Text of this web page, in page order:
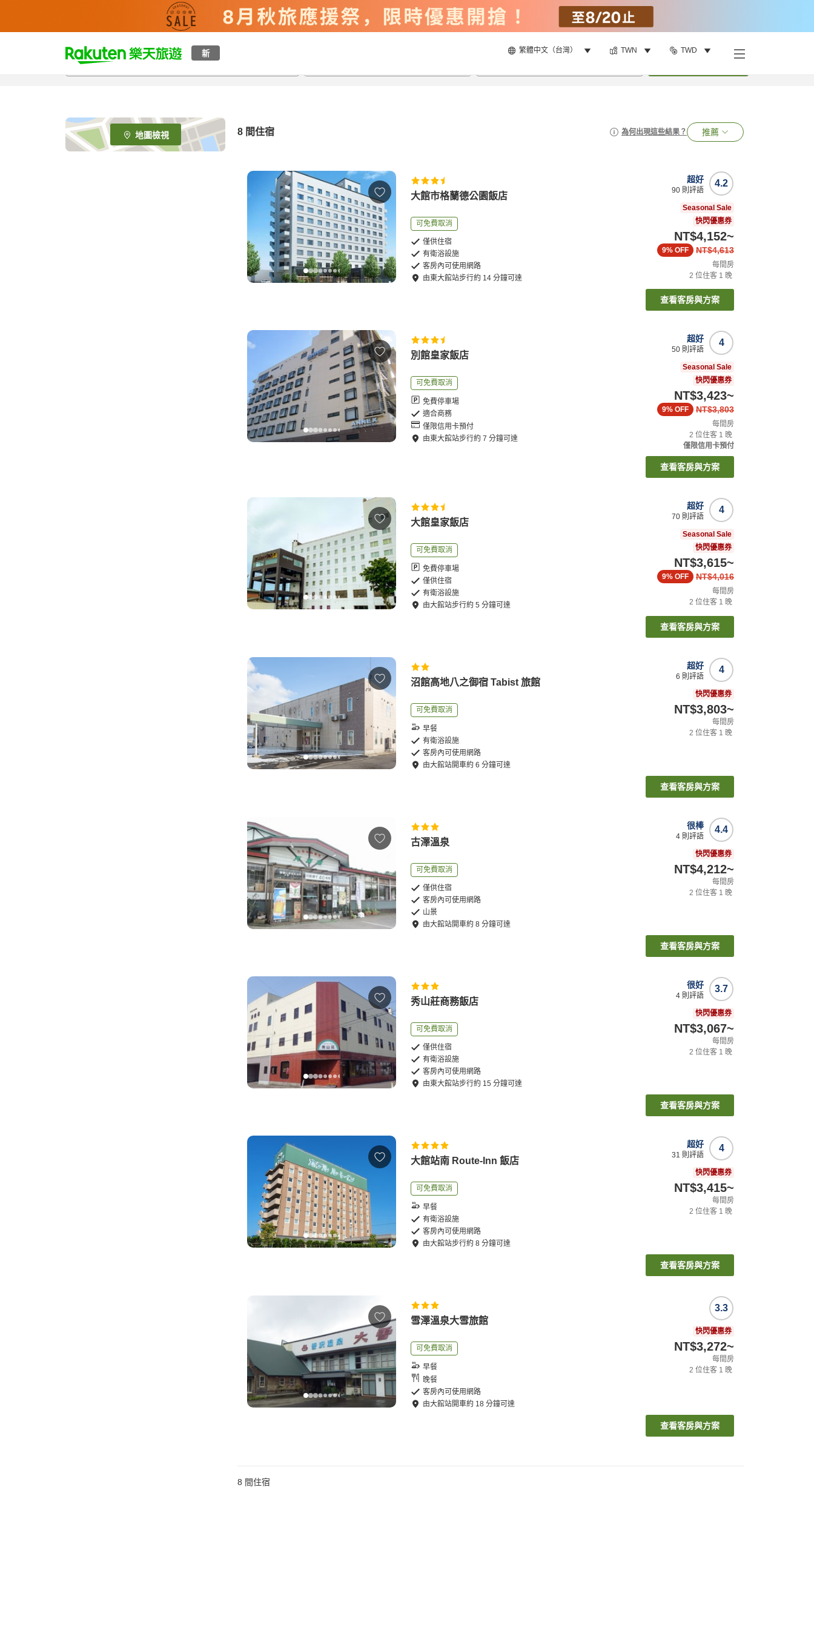
新 繁體中文（台灣） TWN TWD
t
p
e
_
s
地圖檢視 8 間住宿 為何出現這些結果？ 推薦
大館市格蘭德公園飯店
可免費取消
僅供住宿
有衛浴設施
客房內可使用網路
由東大館站步行約 14 分鐘可達
4.2
超好
90 則評語
Seasonal Sale
快閃優惠券
NT$4,152~
NT$4,613
9% OFF
每間房
2 位住客 1 晚
查看客房與方案
別館皇家飯店
可免費取消
免費停車場
適合商務
僅限信用卡預付
由東大館站步行約7 分鐘可達
4
超好
50 則評語
Seasonal Sale
快閃優惠券
NT$3,423~
NT$3,803
9% OFF
每間房
2 位住客 1 晚
僅限信用卡預付
查看客房與方案
大館皇家飯店
可免費取消
免費停車場
僅供住宿
有衛浴設施
由大館站步行約5 分鐘可達
4
超好
70 則評語
Seasonal Sale
快閃優惠券
NT$3,615~
NT$4,016
9% OFF
每間房
2 位住客 1 晚
查看客房與方案
沼館高地八之御宿 Tabist 旅館
可免費取消
早餐
有衛浴設施
客房內可使用網路
由大館站開車約6 分鐘可達
4
超好
6 則評語
快閃優惠券
NT$3,803~
每間房
2 位住客 1 晚
查看客房與方案
古澤溫泉
可免費取消
僅供住宿
客房內可使用網路
山景
由大館站開車約8 分鐘可達
4.4
很棒
4 則評語
快閃優惠券
NT$4,212~
每間房
2 位住客 1 晚
查看客房與方案
秀山莊商務飯店
可免費取消
僅供住宿
有衛浴設施
客房內可使用網路
由東大館站步行約 15 分鐘可達
3.7
很好
4 則評語
快閃優惠券
NT$3,067~
每間房
2 位住客 1 晚
查看客房與方案
大館站南 Route-Inn 飯店
可免費取消
早餐
有衛浴設施
客房內可使用網路
由大館站步行約8 分鐘可達
4
超好
31 則評語
快閃優惠券
NT$3,415~
每間房
2 位住客 1 晚
查看客房與方案
雪澤溫泉大雪旅館
可免費取消
早餐
晚餐
客房內可使用網路
由大館站開車約 18 分鐘可達
3.3
快閃優惠券
NT$3,272~
每間房
2 位住客 1 晚
查看客房與方案
8 間住宿